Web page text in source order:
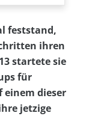
feststand,
ihren
startete sie
für
einem dieser
jetzige